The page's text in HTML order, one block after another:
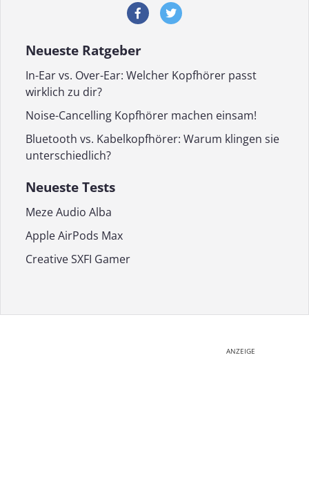
Neueste Ratgeber
In-Ear vs. Over-Ear: Welcher Kopfhörer passt
wirklich zu dir?
Noise-Cancelling Kopfhörer machen einsam!
Bluetooth vs. Kabelkopfhörer: Warum klingen sie
unterschiedlich?
Neueste Tests
Meze Audio Alba
Apple AirPods Max
Creative SXFI Gamer
ANZEIGE